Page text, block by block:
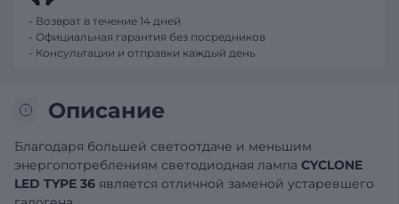
Описание
Благодаря большей светоотдаче и меньшим
энергопотреблениям светодиодная лампа CYCLONE
LED TYPE 36 является отличной заменой устаревшего
- Возврат в течение 14 дней
- Официальная гарантия без посредников
- Консультации и отправки каждый день